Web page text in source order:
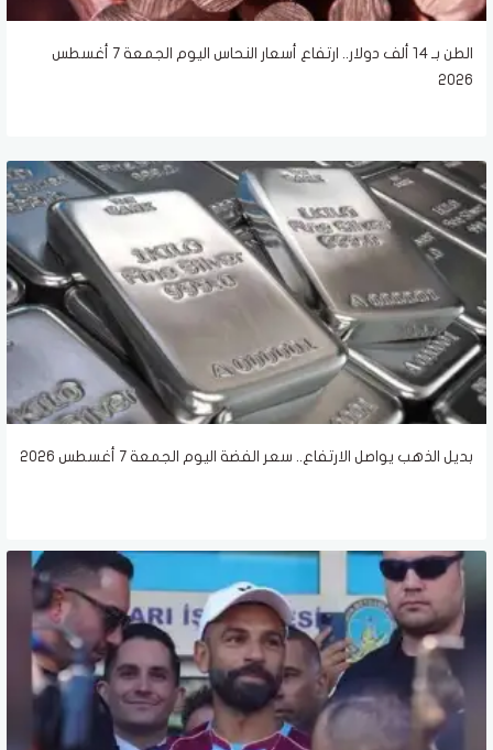
الطن بـ 14 ألف دولار.. ارتفاع أسعار النحاس اليوم الجمعة 7 أغسطس
2026
بديل الذهب يواصل الارتفاع.. سعر الفضة اليوم الجمعة 7 أغسطس 2026